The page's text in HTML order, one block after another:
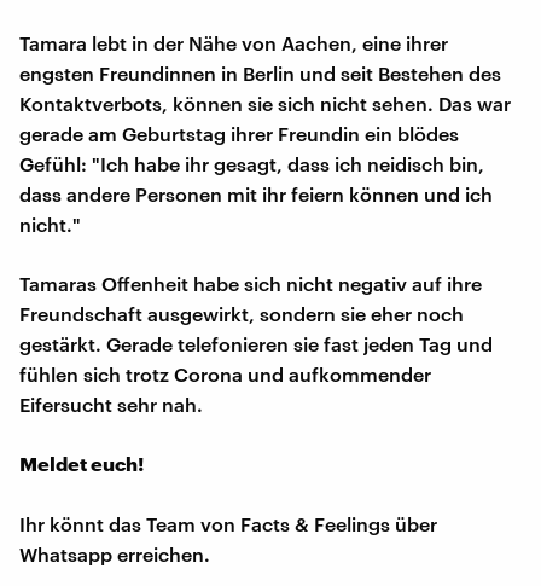
Tamara lebt in der Nähe von Aachen, eine ihrer
engsten Freundinnen in Berlin und seit Bestehen des
Kontaktverbots, können sie sich nicht sehen. Das war
gerade am Geburtstag ihrer Freundin ein blödes
Gefühl: "Ich habe ihr gesagt, dass ich neidisch bin,
dass andere Personen mit ihr feiern können und ich
nicht."
Tamaras Offenheit habe sich nicht negativ auf ihre
Freundschaft ausgewirkt, sondern sie eher noch
gestärkt. Gerade telefonieren sie fast jeden Tag und
fühlen sich trotz Corona und aufkommender
Eifersucht sehr nah.
Meldet euch!
Ihr könnt das Team von Facts & Feelings über
Whatsapp erreichen.